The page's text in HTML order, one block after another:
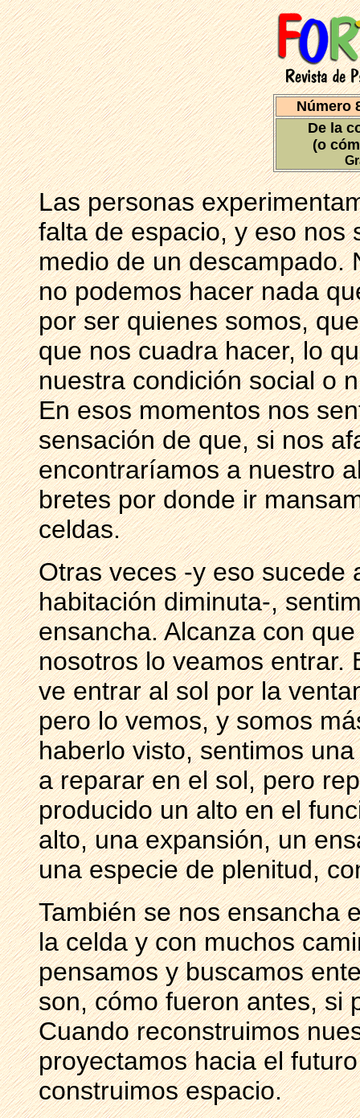
Número
De la
(o
Las personas
falta de espacio, y eso nos
medio de un descampado.
no podemos hacer nada
por ser quienes somos,
que nos cuadra hacer, lo
nuestra condición social o
En esos momentos nos
sensación de que, si nos
encontraríamos a nuestro
bretes por donde ir
celdas.
Otras veces -y eso sucede
habitación diminuta-,
ensancha. Alcanza con
nosotros lo veamos entrar.
ve entrar al sol por la
pero lo vemos, y somos
haberlo visto, sentimos
a reparar en el sol, pero
producido un alto en el
alto, una expansión, un
una especie de plenitud,
También se nos ensancha
la celda y con muchos
pensamos y buscamos
son, cómo fueron antes, si
Cuando reconstruimos
proyectamos hacia el
construimos espacio.